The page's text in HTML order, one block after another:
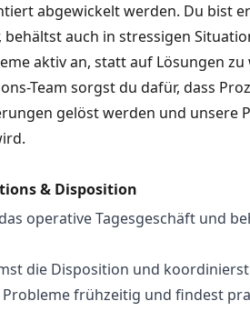
abgewickelt werden. Du bist
behältst auch in stressigen
aktiv an, statt auf Lösungen
Team sorgst du dafür, dass
gelöst werden und unsere
& Disposition
operative Tagesgeschäft und
die Disposition und
frühzeitig und findest